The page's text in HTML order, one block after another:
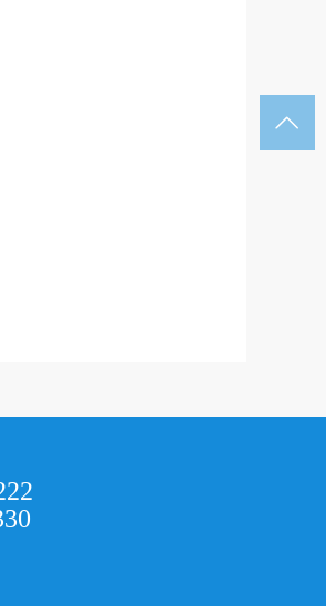
